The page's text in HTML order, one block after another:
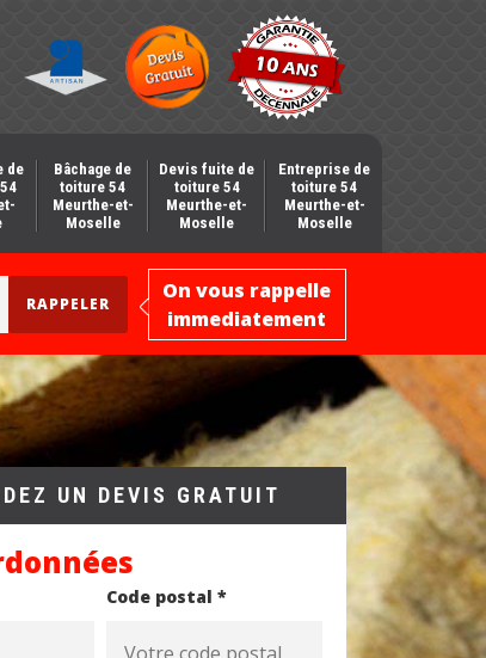
de
Bâchage de
toiture 54
Meurthe-et-
Moselle
Devis fuite de
toiture 54
Meurthe-et-
Moselle
Entreprise de
toiture 54
Meurthe-et-
Moselle
On vous rappelle
immediatement
UN DEVIS GRATUIT
Code postal *